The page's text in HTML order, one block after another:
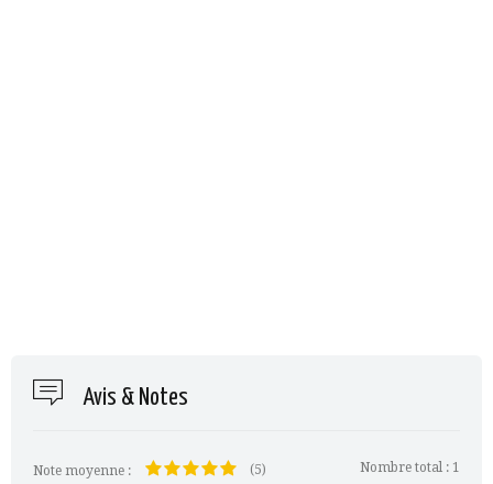
Avis & Notes
Note moyenne : (5) Nombre total : 1